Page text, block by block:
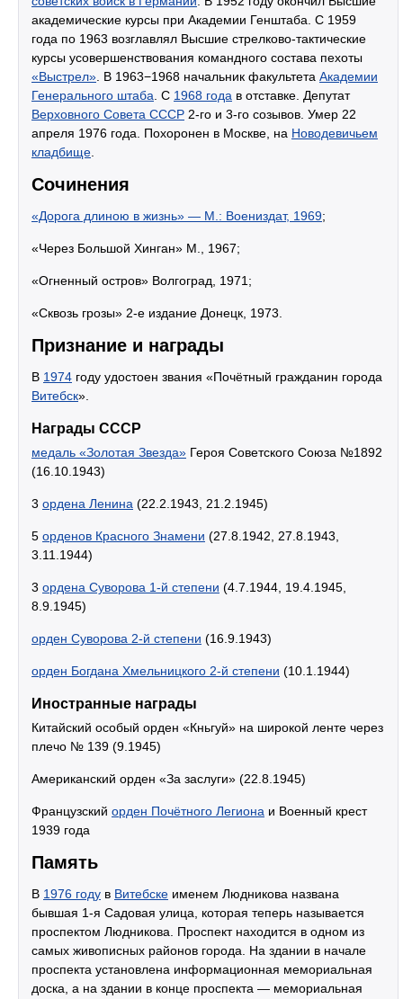
академические курсы при Академии Генштаба. С 1959
года по 1963 возглавлял Высшие стрелково-тактические
курсы усовершенствования командного состава пехоты
«Выстрел» . В 1963−1968 начальник факультета Академии
Генерального штаба . С 1968 года в отставке. Депутат
Верховного Совета СССР 2-го и 3-го созывов. Умер 22
апреля 1976 года. Похоронен в Москве, на Новодевичьем
кладбище
Сочинения
«Дорога длиною в жизнь» — М.: Воениздат, 1969;
«Через Большой Хинган» М., 1967;
«Огненный остров» Волгоград, 1971;
«Сквозь грозы» 2-е издание Донецк, 1973.
Признание и награды
В 1974 году удостоен звания «Почётный гражданин города
Витебск».
Награды СССР
медаль «Золотая Звезда» Героя Советского Союза №1892
(16.10.1943)
3 ордена Ленина (22.2.1943, 21.2.1945)
5 орденов Красного Знамени (27.8.1942, 27.8.1943,
3.11.1944)
3 ордена Суворова 1-й степени (4.7.1944, 19.4.1945,
8.9.1945)
орден Суворова 2-й степени (16.9.1943)
орден Богдана Хмельницкого 2-й степени (10.1.1944)
Иностранные награды
Китайский особый орден «Кньгуй» на широкой ленте через
плечо № 139 (9.1945)
Американский орден «За заслуги» (22.8.1945)
Французский орден Почётного Легиона и Военный крест
1939 года
Память
В 1976 году в Витебске именем Людникова названа
бывшая 1-я Садовая улица, которая теперь называется
проспектом Людникова. Проспект находится в одном из
самых живописных районов города. На здании в начале
проспекта установлена информационная мемориальная
доска, а на здании в конце проспекта — мемориальная